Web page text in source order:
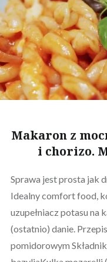
Makaron z
i chorizo.
Sprawa jest prosta jak
Idealny comfort food,
uzupełniacz potasu na
(ostatnio) danie.
pomidorowym